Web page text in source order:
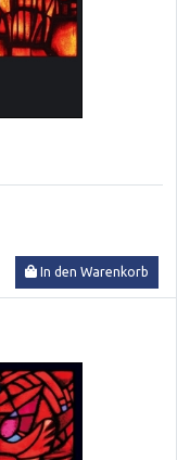
In den Warenkorb